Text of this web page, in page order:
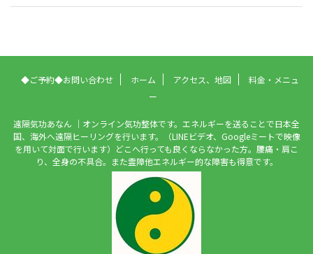
◆ご予約◆お問い合わせ ホーム アクセス、地図
料金・メニュ
ー
遠隔気功あなん ｜オンライン気功整体です。エネルギーを送ることで日本全
国、海外へ遠隔ヒーリングを行います。（LINEビデオ、Googleミートで映像
を用いて対面で行います）どこへ行っても良くならなかった方。腰痛・肩こ
り、全身の不具合。また霊障他エネルギー的な障害も得意です。